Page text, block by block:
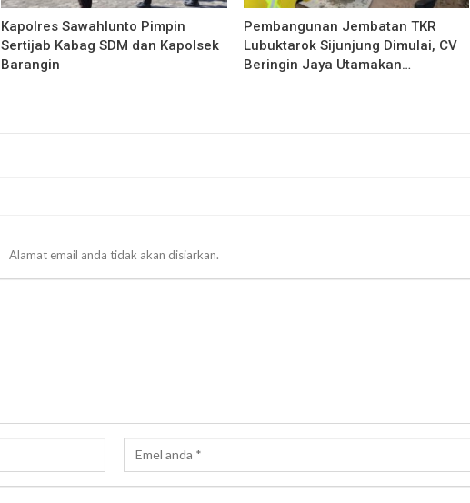
Kapolres Sawahlunto Pimpin
Sertijab Kabag SDM dan Kapolsek
Barangin
Pembangunan Jembatan TKR
Lubuktarok Sijunjung Dimulai, CV
Beringin Jaya Utamakan…
Alamat email anda tidak akan disiarkan.